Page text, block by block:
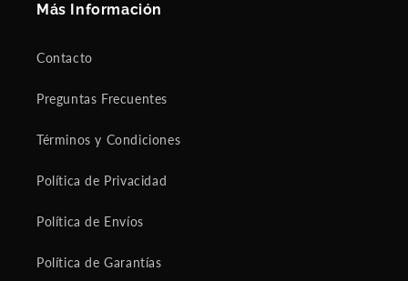
Más Información
Contacto
Preguntas Frecuentes
Términos y Condiciones
Política de Privacidad
Política de Envíos
Política de Garantías